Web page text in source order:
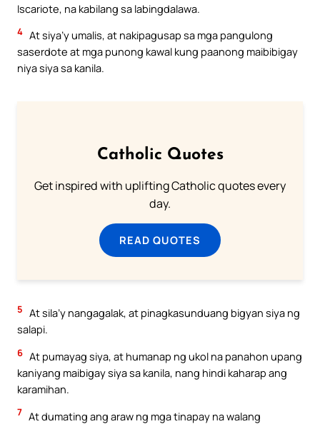
Iscariote, na kabilang sa labingdalawa.
4 At siya’y umalis, at nakipagusap sa mga pangulong
saserdote at mga punong kawal kung paanong maibibigay
niya siya sa kanila.
Catholic Quotes
Get inspired with uplifting Catholic quotes every
day.
READ QUOTES
5 At sila’y nangagalak, at pinagkasunduang bigyan siya ng
salapi.
6 At pumayag siya, at humanap ng ukol na panahon upang
kaniyang maibigay siya sa kanila, nang hindi kaharap ang
karamihan.
7 At dumating ang araw ng mga tinapay na walang